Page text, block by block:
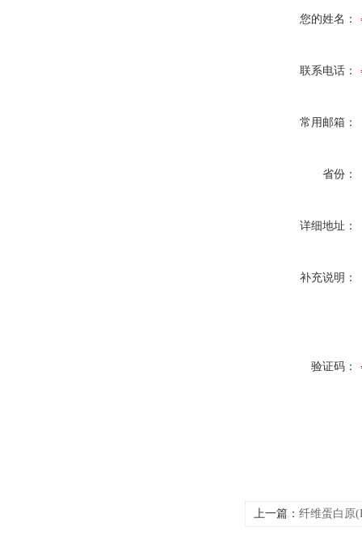
您的姓名：
联系电话：
常用邮箱：
省份：
详细地址：
补充说明：
验证码：
上一篇： 纤维蛋白原